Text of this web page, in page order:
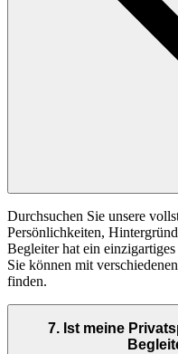
Durchsuchen Sie unsere
Persönlichkeiten,
Begleiter hat ein
Sie können mit
finden.
7. Ist meine